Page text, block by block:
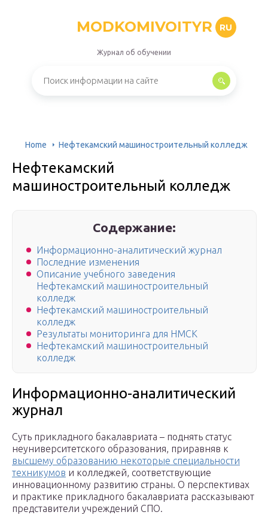
MODKOMIVOITYR RU
Журнал об обучении
Home Нефтекамский машиностроительный колледж
Нефтекамский
машиностроительный колледж
Содержание:
Информационно-аналитический журнал
Последние изменения
Описание учебного заведения
Нефтекамский машиностроительный
колледж
Нефтекамский машиностроительный
колледж
Результаты мониторинга для НМСК
Нефтекамский машиностроительный
колледж
Информационно-аналитический
журнал
Суть прикладного бакалавриата – поднять статус
неуниверситетского образования, приравняв к
высшему образованию некоторые специальности
техникумов и колледжей, соответствующие
инновационному развитию страны. О перспективах
и практике прикладного бакалавриата рассказывают
представители учреждений СПО.